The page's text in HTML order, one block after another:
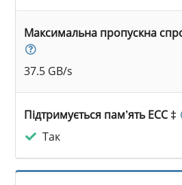
Максимальна пропускна
37.5 GB/s
Підтримується пам’ять ECC ‡
Так